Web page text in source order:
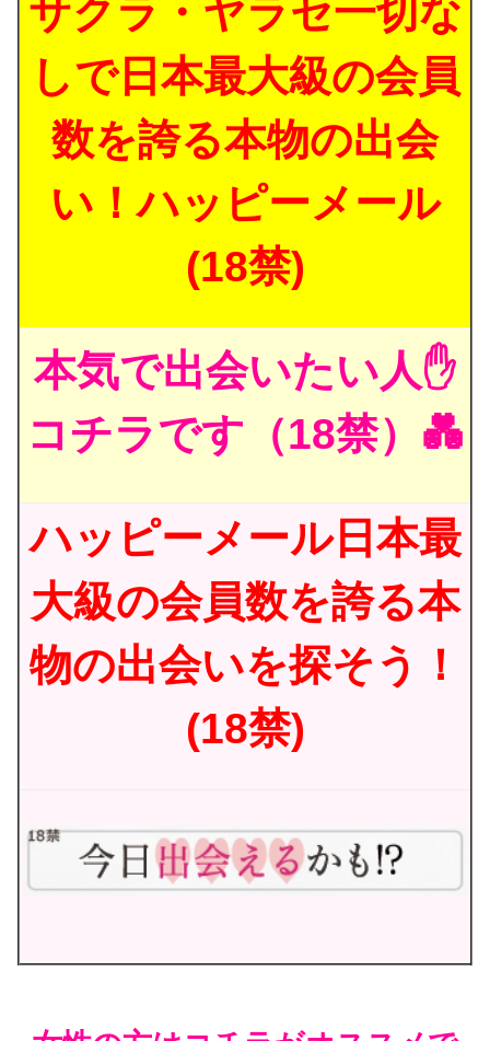
サクラ・ヤラセ一切な
しで日本最大級の会員
数を誇る本物の出会
い！ハッピーメール
(18禁)
本気で出会いたい人✋
コチラです（18禁）💑
ハッピーメール日本最
大級の会員数を誇る本
物の出会いを探そう！
(18禁)